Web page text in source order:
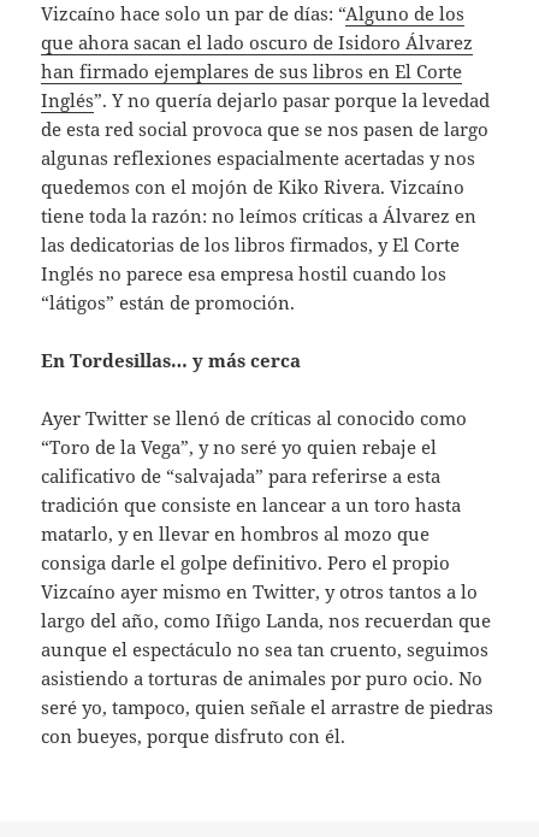
Vizcaíno hace solo un par de días: “Alguno de los
que ahora sacan el lado oscuro de Isidoro Álvarez
han firmado ejemplares de sus libros en El Corte
Inglés”. Y no quería dejarlo pasar porque la levedad
de esta red social provoca que se nos pasen de largo
algunas reflexiones espacialmente acertadas y nos
quedemos con el mojón de Kiko Rivera. Vizcaíno
tiene toda la razón: no leímos críticas a Álvarez en
las dedicatorias de los libros firmados, y El Corte
Inglés no parece esa empresa hostil cuando los
“látigos” están de promoción.
En Tordesillas… y más cerca
Ayer Twitter se llenó de críticas al conocido como
“Toro de la Vega”, y no seré yo quien rebaje el
calificativo de “salvajada” para referirse a esta
tradición que consiste en lancear a un toro hasta
matarlo, y en llevar en hombros al mozo que
consiga darle el golpe definitivo. Pero el propio
Vizcaíno ayer mismo en Twitter, y otros tantos a lo
largo del año, como Iñigo Landa, nos recuerdan que
aunque el espectáculo no sea tan cruento, seguimos
asistiendo a torturas de animales por puro ocio. No
seré yo, tampoco, quien señale el arrastre de piedras
con bueyes, porque disfruto con él.